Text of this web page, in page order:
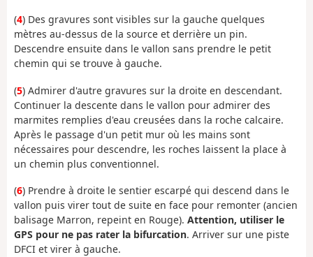
(4) Des gravures sont visibles sur la gauche quelques
mètres au-dessus de la source et derrière un pin.
Descendre ensuite dans le vallon sans prendre le petit
chemin qui se trouve à gauche.
(5) Admirer d'autre gravures sur la droite en descendant.
Continuer la descente dans le vallon pour admirer des
marmites remplies d'eau creusées dans la roche calcaire.
Après le passage d'un petit mur où les mains sont
nécessaires pour descendre, les roches laissent la place à
un chemin plus conventionnel.
(6) Prendre à droite le sentier escarpé qui descend dans le
vallon puis virer tout de suite en face pour remonter (ancien
balisage Marron, repeint en Rouge). Attention, utiliser le
GPS pour ne pas rater la bifurcation. Arriver sur une piste
DFCI et virer à gauche.